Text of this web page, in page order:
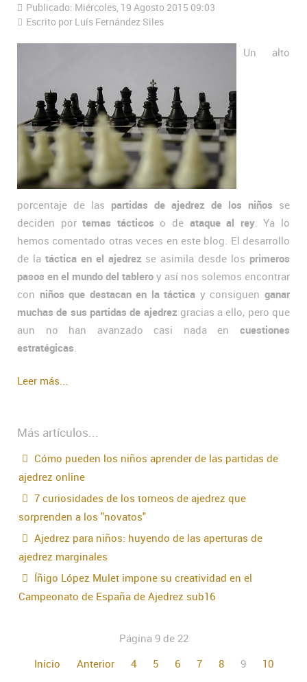
Publicado: Miércoles, 19 Agosto 2015 09:03
Escrito por Luís Fernández Siles
Un alto
porcentaje de las partidas de ajedrez de los niños se
deciden portemas tácticos o de ataque al rey. Ya lo
hemos comentado otras veces en este blog. El desarrollo
de la táctica en el ajedrez se asimila desde los primeros
pasos en el mundo del tablero y así nos solemos encontrar
con niños que destacan en la táctica y consiguenganar
muchas de sus partidas de ajedrez gracias a ello, pero que
aun no han avanzado casi nada en cuestiones
estratégicas
Leer más...
Más artículos...
Cómo pueden los niños aprender de las partidas de
ajedrez online
7 curiosidades de los torneos de ajedrez que
sorprenden a los "novatos"
Ajedrez para niños: huyendo de las aperturas de
ajedrez marginales
Íñigo López Mulet impone su creatividad en el
Campeonato de España de Ajedrez sub16
Página 9 de 22
Inicio
Anterior 4 5 6 7 8 9
10